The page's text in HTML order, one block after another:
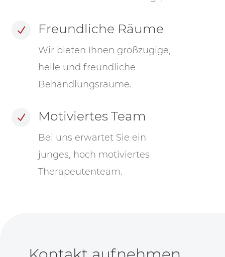
N Freundliche Räume
Wir bieten Ihnen großzügige,
helle und freundliche
Behandlungsräume.
N Motiviertes Team
Bei uns erwartet Sie ein
junges, hoch motiviertes
Therapeutenteam.